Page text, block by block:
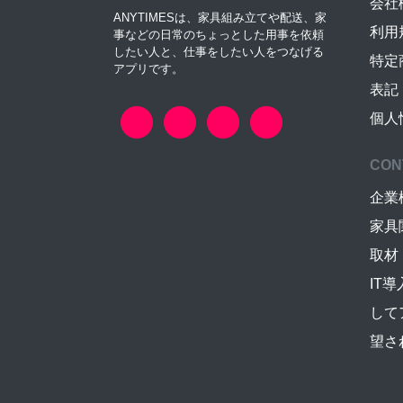
ANYTIMESは、家具組み立てや配送、家
事などの日常のちょっとした用事を依頼
したい人と、仕事をしたい人をつなげる
アプリです。
利用
特定
表記
個人
企業
家具
取材
IT導
し
望さ